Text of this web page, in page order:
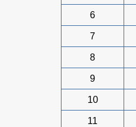
6
7
8
9
10
11